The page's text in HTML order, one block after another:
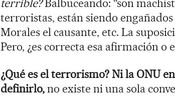
terrible?Balbuceando: “son
terroristas, están siendo
Morales el causante, etc. La
Pero, ¿es correcta esa afirmación o
¿Qué es el terrorismo? Ni la ONU
definirlo,no existe ni una sola